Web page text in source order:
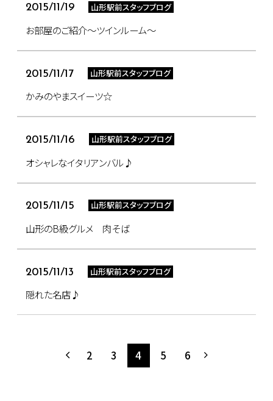
2015/11/19 山形駅前スタッフブログ
お部屋のご紹介～ツインルーム～
2015/11/17 山形駅前スタッフブログ
かみのやまスイーツ☆
2015/11/16 山形駅前スタッフブログ
オシャレなイタリアンバル♪
2015/11/15 山形駅前スタッフブログ
山形のB級グルメ 肉そば
2015/11/13 山形駅前スタッフブログ
隠れた名店♪
2 3 4 5 6